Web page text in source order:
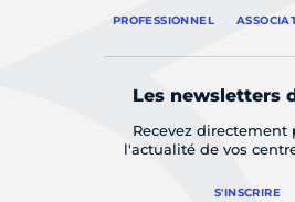
PROFESSIONNEL
Les newsletters
Recevez directement
l'actualité de vos
S'INSCRIRE